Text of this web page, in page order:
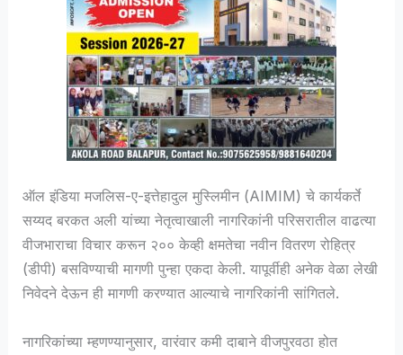
ऑल इंडिया मजलिस-ए-इत्तेहादुल मुस्लिमीन (AIMIM) चे कार्यकर्ते
सय्यद बरकत अली यांच्या नेतृत्वाखाली नागरिकांनी परिसरातील वाढत्या
वीजभाराचा विचार करून २०० केव्ही क्षमतेचा नवीन वितरण रोहित्र
(डीपी) बसविण्याची मागणी पुन्हा एकदा केली. यापूर्वीही अनेक वेळा लेखी
निवेदने देऊन ही मागणी करण्यात आल्याचे नागरिकांनी सांगितले.
नागरिकांच्या म्हणण्यानुसार, वारंवार कमी दाबाने वीजपुरवठा होत